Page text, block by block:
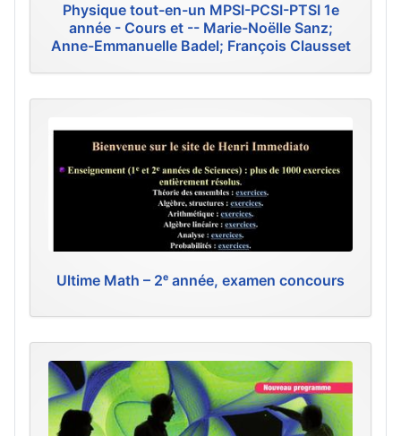
Physique tout-en-un MPSI-PCSI-PTSI 1e
année - Cours et -- Marie-Noëlle Sanz;
Anne-Emmanuelle Badel; François Clausset
Ultime Math – 2ᵉ année, examen concours